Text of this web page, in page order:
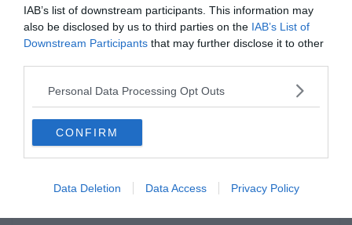
IAB’s list of downstream participants. This information may
also be disclosed by us to third parties on the IAB’s List of
Downstream Participants that may further disclose it to other
Personal Data Processing Opt Outs
CONFIRM
Data Deletion Data Access Privacy Policy
sokan félreismernek
A magyar líra egyik legmeghatóbb vallomása egy egyszerűnek tűnő
kérdéssel kezdődik – mégis, ha valaki elolvassa, nehéz elfelejteni.
Juhász Gyula
Read More